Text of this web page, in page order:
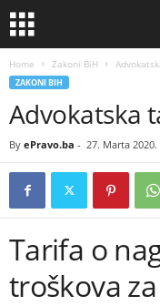
Home Zakoni BiH
ZAKONI BIH
Advokatska
By ePravo.ba - 27. Marta 2020.
Tarifa o
troškova